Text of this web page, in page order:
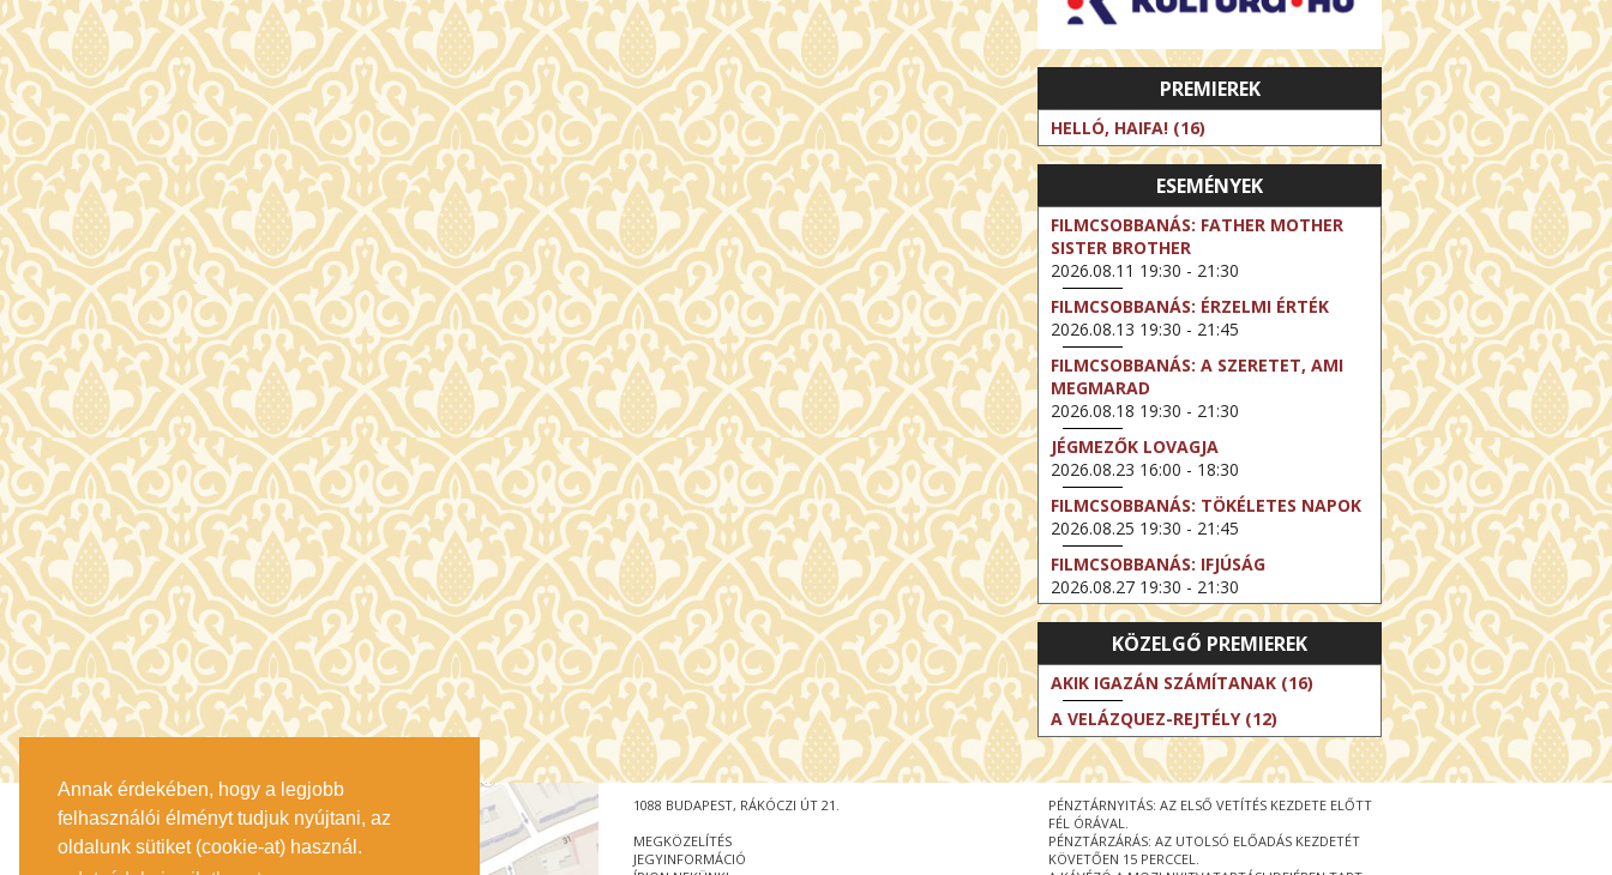
Annak érdekében, hogy a legjobb
felhasználói élményt tudjuk nyújtani, az
oldalunk sütiket (cookie-at) használ.
PREMIEREK
HELLÓ, HAIFA! (16)
ESEMÉNYEK
FILMCSOBBANÁS: FATHER MOTHER
SISTER BROTHER
2026.08.11 19:30 - 21:30
FILMCSOBBANÁS: ÉRZELMI ÉRTÉK
2026.08.13 19:30 - 21:45
FILMCSOBBANÁS: A SZERETET, AMI
MEGMARAD
2026.08.18 19:30 - 21:30
JÉGMEZŐK LOVAGJA
2026.08.23 16:00 - 18:30
FILMCSOBBANÁS: TÖKÉLETES NAPOK
2026.08.25 19:30 - 21:45
FILMCSOBBANÁS: IFJÚSÁG
2026.08.27 19:30 - 21:30
EXHIBITION ON SCREEN: VINCENT
VAN GOGH - ÚJ LÁTÁSMÓD
2026.08.30 11:00 - 12:30
NT LIVE / DAVID IRELAND: THE FIFTH
STEP
2026.09.01 19:00 - 21:00
BERLIN ELESTE
2026.09.13 16:00 - 19:00
NT LIVE / OSCAR WILDE: THE
IMPORTANCE OF BEING EARNEST
KÖZELGŐ PREMIEREK
AKIK IGAZÁN SZÁMÍTANAK (16)
A VELÁZQUEZ-REJTÉLY (12)
PÉNZTÁRNYITÁS: AZ ELSŐ VETÍTÉS KEZDETE ELŐTT
FÉL ÓRÁVAL.
PÉNZTÁRZÁRÁS: AZ UTOLSÓ ELŐADÁS KEZDETÉT
KÖVETŐEN 15 PERCCEL.
1088 BUDAPEST, RÁKÓCZI ÚT 21.
MEGKÖZELÍTÉS
JEGYINFORMÁCIÓ